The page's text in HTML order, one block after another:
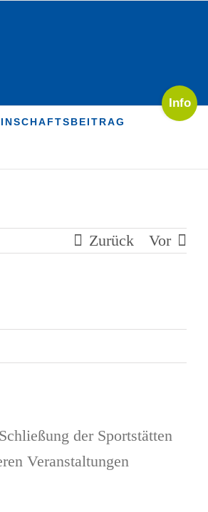
Zurück Vor
der Sportstätten
Veranstaltungen
Toggle
Sliding
Area